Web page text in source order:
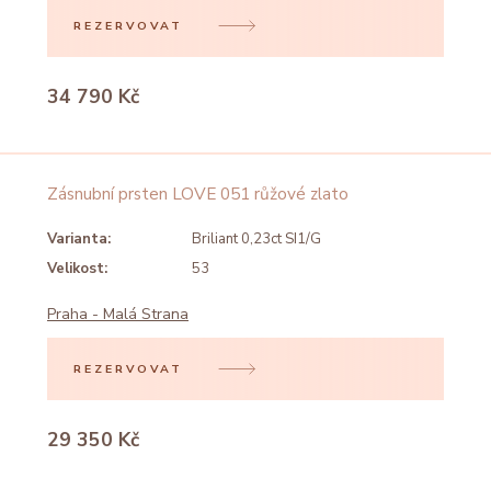
REZERVOVAT
34 790 Kč
Zásnubní prsten LOVE 051 růžové zlato
Varianta:
Briliant 0,23ct SI1/G
Velikost:
53
Praha - Malá Strana
REZERVOVAT
29 350 Kč